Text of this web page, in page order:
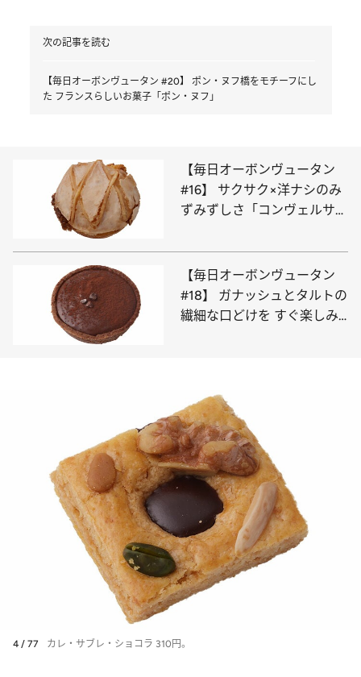
次の記事を読む
【毎日オーボンヴュータン #20】 ポン・ヌフ橋をモチーフにし
た フランスらしいお菓子「ポン・ヌフ」
【毎日オーボンヴュータン
#16】 サクサク×洋ナシのみ
ずみずしさ「コンヴェルサシ
【毎日オーボンヴュータン
#18】 ガナッシュとタルトの
繊細な口どけを すぐ楽しみ
4 / 77 カレ・サブレ・ショコラ 310円。